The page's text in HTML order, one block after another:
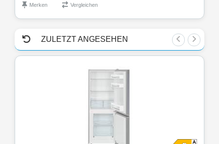
Merken Vergleichen
ZULETZT ANGESEHEN